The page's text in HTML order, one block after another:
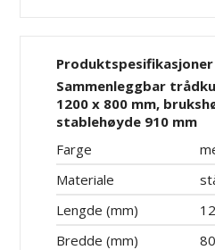
Produktspesifikasjoner
Sammenleggbar
1200 x 800 mm,
stablehøyde 910 mm
Farge
Materiale
Lengde (mm)
Bredde (mm)